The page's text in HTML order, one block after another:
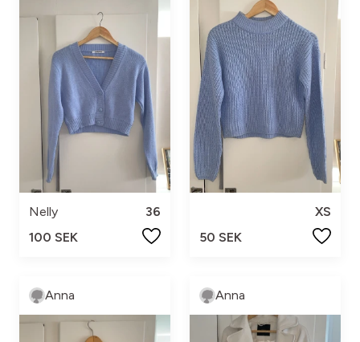
Nelly
36
100 SEK
XS
50 SEK
Anna Anna